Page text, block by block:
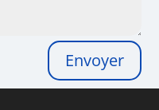
Envoyer